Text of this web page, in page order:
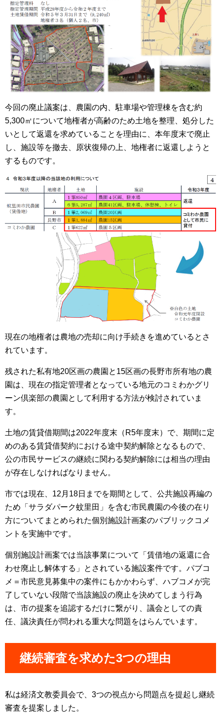
今回の廃止議案は、農園の内、駐車場や管理棟を含む約
5,300㎡について地権者が高齢のため土地を整理、処分した
いとして返還を求めていることを理由に、本年度末で廃止
し、施設等を撤去、原状復帰の上、地権者に返還しようと
するものです。
現在の地権者は農地の売却に向け手続きを進めているとさ
れています。
残された私有地20区画の農園と15区画の長野市所有地の農
園は、現在の指定管理者となっている地元のコミわかグリ
ーン倶楽部の農園として利用する方法が検討されていま
す。
土地の賃貸借期間は2022年度末（R5年度末）で、期間に定
めのある賃貸借契約における途中契約解除となるもので、
公の市民サービスの継続に関わる契約解除には相当の理由
が存在しなければなりません。
市では現在、12月18日までを期間として、公共施設再編の
ため「サラダパーク蚊里田」を含む市民農園の今後の在り
方についてまとめられた個別施設計画案のパブリックコメ
ントを実施中です。
個別施設計画案では当該事業について「賃借地の返還に合
わせ廃止し解体する」とされている施設案件です。パブコ
メ＝市民意見募集中の案件にもかかわらず、ハブコメが完
了していない段階で当該施設の廃止を決めてしまう行為
は、市の提案を追認するだけに繋がり、議会としての責
任、議決責任が問われる重大な問題をはらんでいます。
継続審査を求めた3つの理由
私は経済文教委員会で、3つの視点から問題点を提起し継続
審査を提案しました。